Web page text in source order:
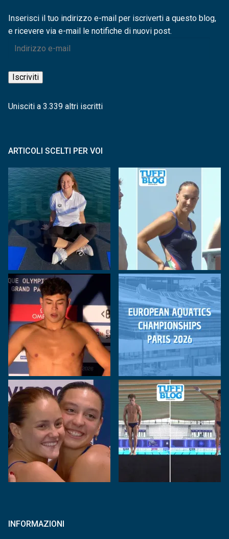
Inserisci il tuo indirizzo e-mail per iscriverti a questo blog,
e ricevere via e-mail le notifiche di nuovi post.
Indirizzo
mail
Iscriviti
Unisciti a 3.339 altri iscritti
ARTICOLI SCELTI PER VOI
INFORMAZIONI